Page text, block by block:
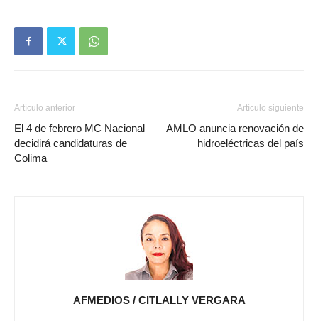
Artículo anterior
El 4 de febrero MC Nacional
decidirá candidaturas de
Colima
Artículo siguiente
AMLO anuncia renovación de
hidroeléctricas del país
AFMEDIOS / CITLALLY VERGARA